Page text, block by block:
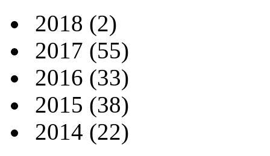
2018 (2)
2017 (55)
2016 (33)
2015 (38)
2014 (22)